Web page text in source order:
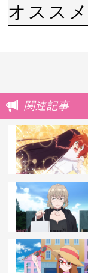
オススメ
関連記事